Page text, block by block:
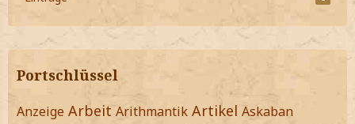
Portschlüssel
Anzeige Arbeit Arithmantik Artikel Askaban